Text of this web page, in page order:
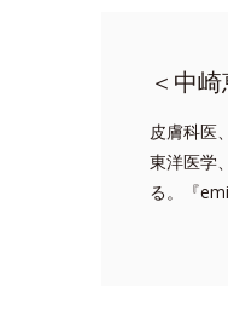
＜中
皮膚科医
東洋医学
る。『